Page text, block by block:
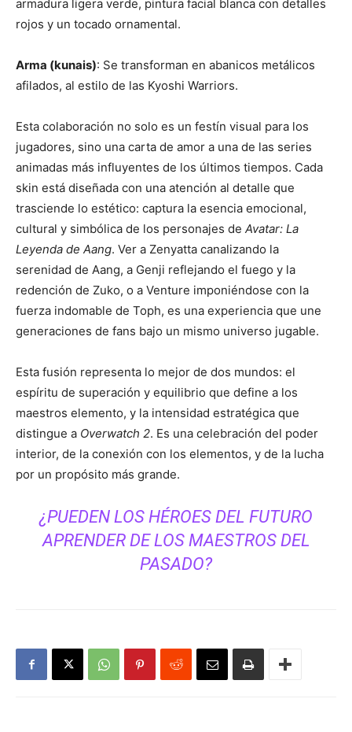
armadura ligera verde, pintura facial blanca con detalles
rojos y un tocado ornamental.
Arma (kunais): Se transforman en abanicos metálicos
afilados, al estilo de las Kyoshi Warriors.
Esta colaboración no solo es un festín visual para los
jugadores, sino una carta de amor a una de las series
animadas más influyentes de los últimos tiempos. Cada
skin está diseñada con una atención al detalle que
trasciende lo estético: captura la esencia emocional,
cultural y simbólica de los personajes de Avatar: La
Leyenda de Aang. Ver a Zenyatta canalizando la
serenidad de Aang, a Genji reflejando el fuego y la
redención de Zuko, o a Venture imponiéndose con la
fuerza indomable de Toph, es una experiencia que une
generaciones de fans bajo un mismo universo jugable.
Esta fusión representa lo mejor de dos mundos: el
espíritu de superación y equilibrio que define a los
maestros elemento, y la intensidad estratégica que
distingue a Overwatch 2. Es una celebración del poder
interior, de la conexión con los elementos, y de la lucha
por un propósito más grande.
¿PUEDEN LOS HÉROES DEL FUTURO
APRENDER DE LOS MAESTROS DEL
PASADO?